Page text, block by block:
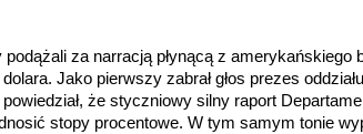
za narracją płynącą z amerykańskiego
Jako pierwszy zabrał głos prezes
że styczniowy silny raport
stopy procentowe. W tym samym tonie